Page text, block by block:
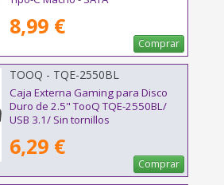
8,99 €
Comprar
TOOQ - TQE-2550BL
Caja Externa Gaming para Disco
Duro de 2.5" TooQ TQE-2550BL/
USB 3.1/ Sin tornillos
6,29 €
Comprar